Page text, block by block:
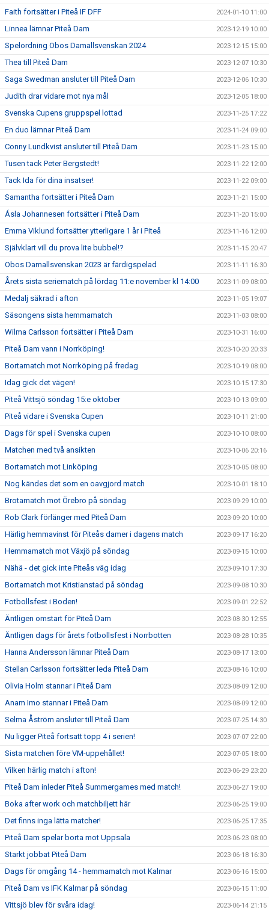
Faith fortsätter i Piteå IF DFF 2024-01-10 11:00
Linnea lämnar Piteå Dam 2023-12-19 10:00
Spelordning Obos Damallsvenskan 2024 2023-12-15 15:00
Thea till Piteå Dam 2023-12-07 10:30
Saga Swedman ansluter till Piteå Dam 2023-12-06 10:30
Judith drar vidare mot nya mål 2023-12-05 18:00
Svenska Cupens gruppspel lottad 2023-11-25 17:22
En duo lämnar Piteå Dam 2023-11-24 09:00
Conny Lundkvist ansluter till Piteå Dam 2023-11-23 15:00
Tusen tack Peter Bergstedt! 2023-11-22 12:00
Tack Ida för dina insatser! 2023-11-22 09:00
Samantha fortsätter i Piteå Dam 2023-11-21 15:00
Ásla Johannesen fortsätter i Piteå Dam 2023-11-20 15:00
Emma Viklund fortsätter ytterligare 1 år i Piteå 2023-11-16 12:00
Självklart vill du prova lite bubbel!? 2023-11-15 20:47
Obos Damallsvenskan 2023 är färdigspelad 2023-11-11 16:30
Årets sista seriematch på lördag 11:e november kl 14:00 2023-11-09 08:00
Medalj säkrad i afton 2023-11-05 19:07
Säsongens sista hemmamatch 2023-11-03 08:00
Wilma Carlsson fortsätter i Piteå Dam 2023-10-31 16:00
Piteå Dam vann i Norrköping! 2023-10-20 20:33
Bortamatch mot Norrköping på fredag 2023-10-19 08:00
Idag gick det vägen! 2023-10-15 17:30
Piteå Vittsjö söndag 15:e oktober 2023-10-13 09:00
Piteå vidare i Svenska Cupen 2023-10-11 21:00
Dags för spel i Svenska cupen 2023-10-10 08:00
Matchen med två ansikten 2023-10-06 20:16
Bortamatch mot Linköping 2023-10-05 08:00
Nog kändes det som en oavgjord match 2023-10-01 18:10
Brotamatch mot Örebro på söndag 2023-09-29 10:00
Rob Clark förlänger med Piteå Dam 2023-09-20 10:00
Härlig hemmavinst för Piteås damer i dagens match 2023-09-17 16:20
Hemmamatch mot Växjö på söndag 2023-09-15 10:00
Nähä - det gick inte Piteås väg idag 2023-09-10 17:30
Bortamatch mot Kristianstad på söndag 2023-09-08 10:30
Fotbollsfest i Boden! 2023-09-01 22:52
Äntligen omstart för Piteå Dam 2023-08-30 12:55
Äntligen dags för årets fotbollsfest i Norrbotten 2023-08-28 10:35
Hanna Andersson lämnar Piteå Dam 2023-08-17 13:00
Stellan Carlsson fortsätter leda Piteå Dam 2023-08-16 10:00
Olivia Holm stannar i Piteå Dam 2023-08-09 12:00
Anam Imo stannar i Piteå Dam 2023-08-09 12:00
Selma Åström ansluter till Piteå Dam 2023-07-25 14:30
Nu ligger Piteå fortsatt topp 4 i serien! 2023-07-07 22:00
Sista matchen före VM-uppehållet! 2023-07-05 18:00
Vilken härlig match i afton! 2023-06-29 23:20
Piteå Dam inleder Piteå Summergames med match! 2023-06-27 19:00
Boka after work och matchbiljett här 2023-06-25 19:00
Det finns inga lätta matcher! 2023-06-25 17:35
Piteå Dam spelar borta mot Uppsala 2023-06-23 08:00
Starkt jobbat Piteå Dam 2023-06-18 16:30
Dags för omgång 14 - hemmamatch mot Kalmar 2023-06-16 15:00
Piteå Dam vs IFK Kalmar på söndag 2023-06-15 11:00
Vittsjö blev för svåra idag! 2023-06-14 21:15